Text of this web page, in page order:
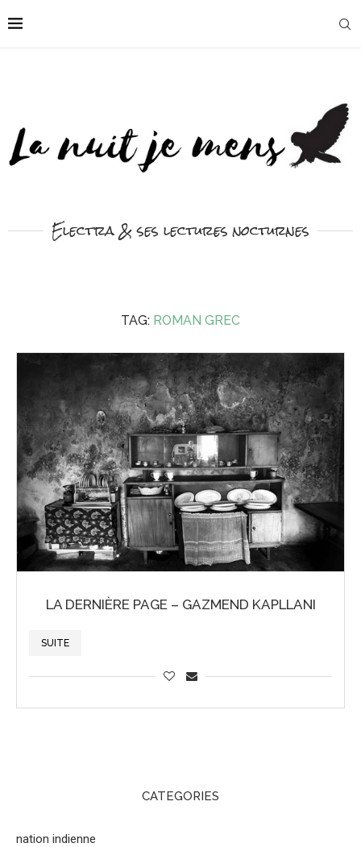
Electra & ses lectures nocturnes
TAG: ROMAN GREC
LA DERNIÈRE PAGE – GAZMEND KAPLLANI
SUITE
CATEGORIES
nation indienne